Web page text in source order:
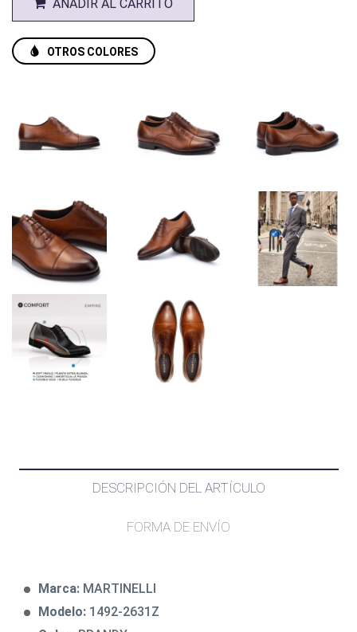
AÑADIR AL CARRITO
OTROS COLORES
DESCRIPCIÓN DEL ARTÍCULO
FORMA DE ENVÍO
Marca: MARTINELLI
Modelo: 1492-2631Z